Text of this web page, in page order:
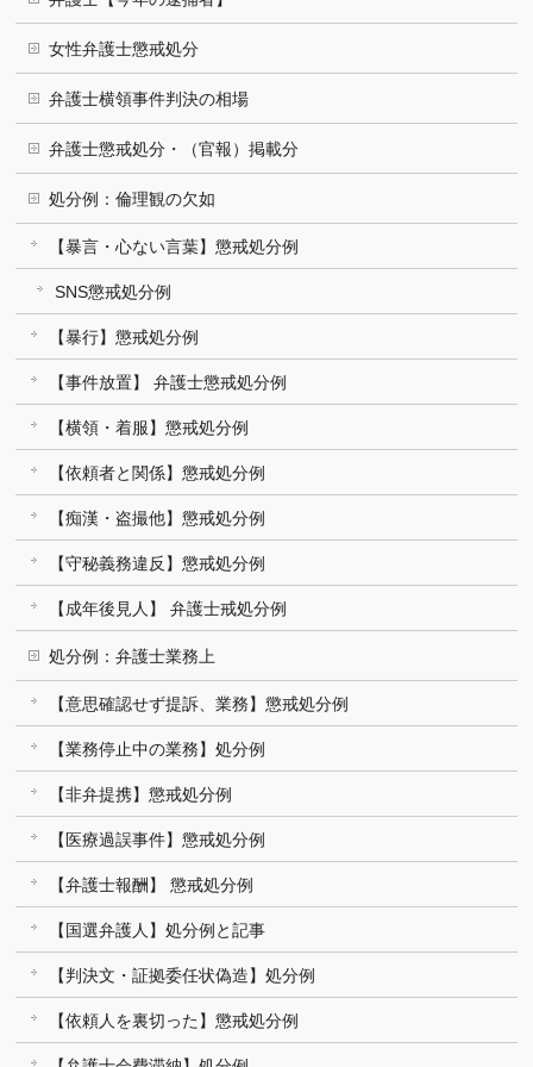
女性弁護士懲戒処分
弁護士横領事件判決の相場
弁護士懲戒処分・（官報）掲載分
処分例：倫理観の欠如
【暴言・心ない言葉】懲戒処分例
SNS懲戒処分例
【暴行】懲戒処分例
【事件放置】 弁護士懲戒処分例
【横領・着服】懲戒処分例
【依頼者と関係】懲戒処分例
【痴漢・盗撮他】懲戒処分例
【守秘義務違反】懲戒処分例
【成年後見人】 弁護士戒処分例
処分例：弁護士業務上
【意思確認せず提訴、業務】懲戒処分例
【業務停止中の業務】処分例
【非弁提携】懲戒処分例
【医療過誤事件】懲戒処分例
【弁護士報酬】 懲戒処分例
【国選弁護人】処分例と記事
【判決文・証拠委任状偽造】処分例
【依頼人を裏切った】懲戒処分例